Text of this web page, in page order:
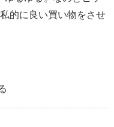
的に良い買い物をさせ